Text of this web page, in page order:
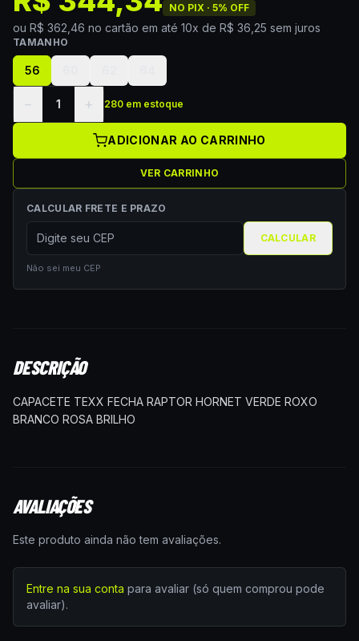
NO PIX · 5% OFF
ou R$ 362,46 no cartão em até 10x de R$ 36,25 sem juros
TAMANHO
56
− 1 + 280 em estoque
ADICIONAR AO CARRINHO
VER CARRINHO
CALCULAR FRETE E PRAZO
CALCULAR
Não sei meu CEP
DESCRIÇÃO
CAPACETE TEXX FECHA RAPTOR HORNET VERDE ROXO
BRANCO ROSA BRILHO
AVALIAÇÕES
Este produto ainda não tem avaliações.
Entre na sua conta para avaliar (só quem comprou pode
avaliar).